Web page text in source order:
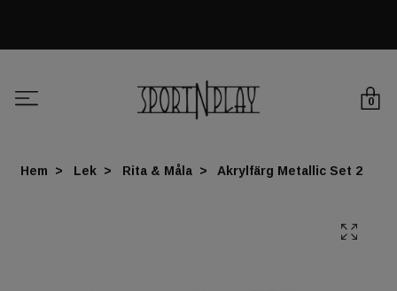
0
Hem Lek Rita & Måla Akrylfärg Metallic Set 2